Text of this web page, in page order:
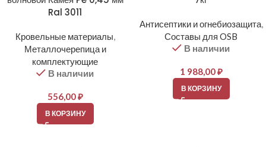
Ral 3011
Кровельные материалы,
Металлочерепица и
комплектующие
В наличии
556,00₽
В КОРЗИНУ
Антисептики и огнебиозащита,
Составы для OSB
В наличии
1 988,00₽
В КОРЗИНУ